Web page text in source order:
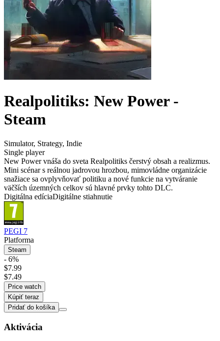
Realpolitiks: New Power -
Steam
Simulator, Strategy, Indie
Single player
New Power vnáša do sveta Realpolitiks čerstvý obsah a realizmus.
Mini scénar s reálnou jadrovou hrozbou, mimovládne organizácie
snažiace sa ovplyvňovať politiku a nové funkcie na vytváranie
väčších územných celkov sú hlavné prvky tohto DLC.
Digitálna edíciaDigitálne stiahnutie
PEGI 7
Platforma
Steam
- 6%
$7.99
$7.49
Price watch
Kúpiť teraz
Pridať do košíka
Aktivácia